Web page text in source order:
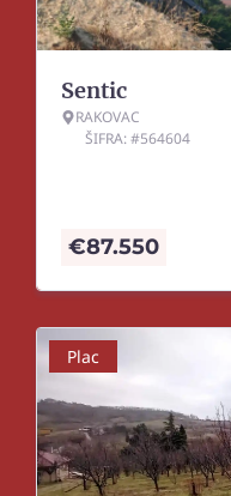
Sentic
RAKOVAC
ŠIFRA: #564604
€87.550
Plac